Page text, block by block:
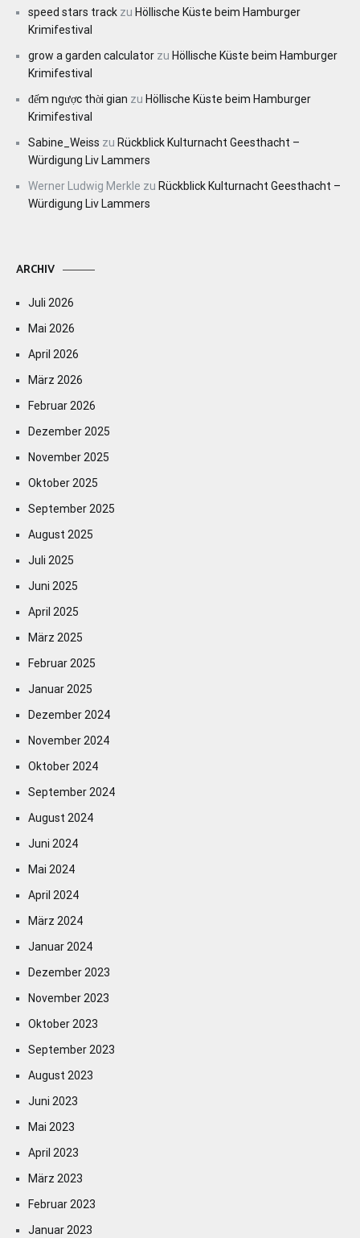
speed stars track zu Höllische Küste beim Hamburger
Krimifestival
grow a garden calculator zu Höllische Küste beim Hamburger
Krimifestival
đếm ngược thời gian zu Höllische Küste beim Hamburger
Krimifestival
Sabine_Weiss zu Rückblick Kulturnacht Geesthacht –
Würdigung Liv Lammers
Werner Ludwig Merkle zu Rückblick Kulturnacht Geesthacht –
Würdigung Liv Lammers
ARCHIV
Juli 2026
Mai 2026
April 2026
März 2026
Februar 2026
Dezember 2025
November 2025
Oktober 2025
September 2025
August 2025
Juli 2025
Juni 2025
April 2025
März 2025
Februar 2025
Januar 2025
Dezember 2024
November 2024
Oktober 2024
September 2024
August 2024
Juni 2024
Mai 2024
April 2024
März 2024
Januar 2024
Dezember 2023
November 2023
Oktober 2023
September 2023
August 2023
Juni 2023
Mai 2023
April 2023
März 2023
Februar 2023
Januar 2023